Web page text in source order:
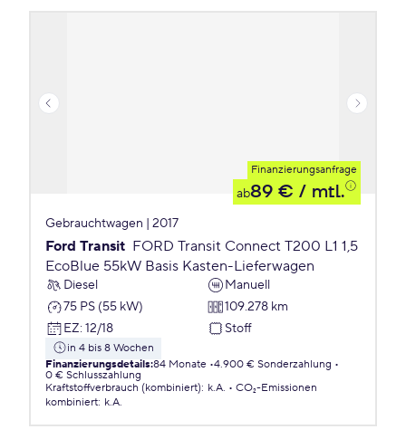
Finanzierungsanfrage
ab89 € / mtl.
Gebrauchtwagen | 2017
Ford Transit FORD Transit Connect T200 L1 1,5
EcoBlue 55kW Basis Kasten-Lieferwagen
Diesel
Manuell
75 PS (55 kW)
109.278 km
EZ: 12/18 Stoff
in 4 bis 8 Wochen
Finanzierungsdetails:84 Monate 4.900 € Sonderzahlung
0 € Schlusszahlung
Kraftstoffverbrauch (kombiniert): k.A.
CO₂-Emissionen
kombiniert: k.A.